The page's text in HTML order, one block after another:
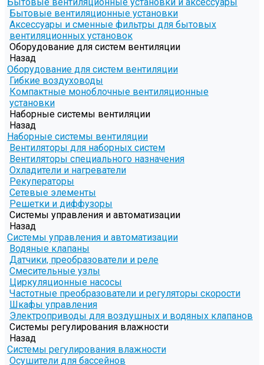
Бытовые вентиляционные установки
Аксессуары и сменные фильтры для бытовых
вентиляционных установок
Оборудование для систем вентиляции
Назад
Оборудование для систем вентиляции
Гибкие воздуховоды
Компактные моноблочные вентиляционные
установки
Наборные системы вентиляции
Назад
Наборные системы вентиляции
Вентиляторы для наборных систем
Вентиляторы специального назначения
Охладители и нагреватели
Рекуператоры
Сетевые элементы
Решетки и диффузоры
Системы управления и автоматизации
Назад
Системы управления и автоматизации
Водяные клапаны
Датчики, преобразователи и реле
Смесительные узлы
Циркуляционные насосы
Частотные преобразователи и регуляторы скорости
Шкафы управления
Электроприводы для воздушных и водяных клапанов
Системы регулирования влажности
Назад
Системы регулирования влажности
Осушители для бассейнов